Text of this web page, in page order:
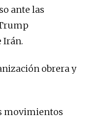
ante las
Irán.
obrera y
movimientos